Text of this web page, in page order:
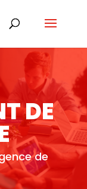
DE
de